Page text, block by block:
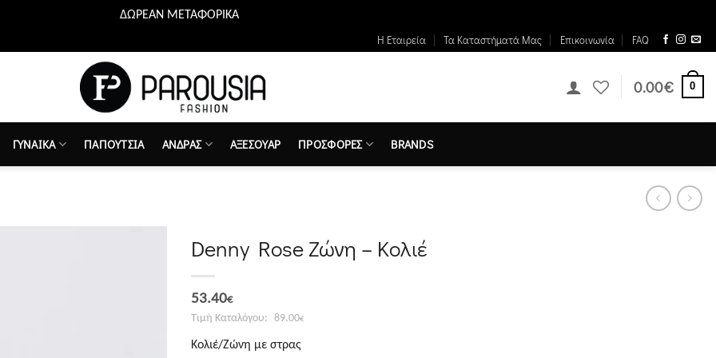
ΔΩΡΕΑΝ ΜΕΤΑΦΟΡΙΚΑ
Η Εταιρεία Τα Καταστήματά Μας Επικοινωνία FAQ
0.00€ 0
ΓΥΝΑΙΚΑ ΠΑΠΟΥΤΣΙΑ ΑΝΔΡΑΣ ΑΞΕΣΟΥΑΡ ΠΡΟΣΦΟΡΕΣ BRANDS
Denny Rose Ζώνη – Κολιέ
89.00€
Original
price
was:
53.40€
Η
τρέχουσα
τιμή
Κολιέ/Ζώνη με στρας